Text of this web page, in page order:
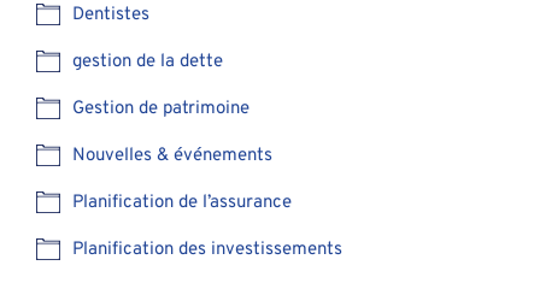
Dentistes
gestion de la dette
Gestion de patrimoine
Nouvelles & événements
Planification de l’assurance
Planification des investissements